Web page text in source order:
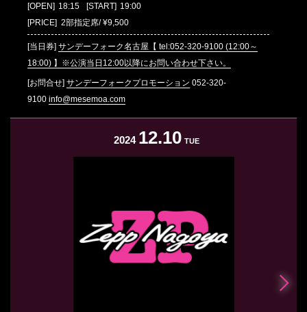
[OPEN] 18:15 [START] 19:00
[PRICE] 2部指定席/ ¥9,500
[当日券] サンデーフォーク名古屋【 tel:052-320-9100 (12:00～
18:00) 】※公演当日12:00以降にお問い合わせ下さい。
[お問合せ] サンデーフォークプロモーション 052-320-
9100 info@mesemoa.com
2024 12.10 TUE